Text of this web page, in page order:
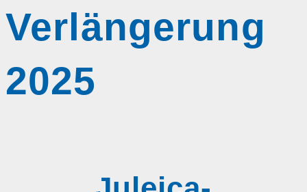
Verlängerung
2025